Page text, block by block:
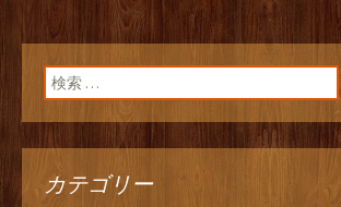
検索:
カテゴリー